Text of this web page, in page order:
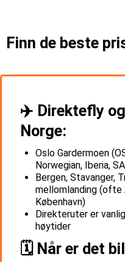
Finn de beste
✈️ Direktefly
Norge:
Oslo Gardermoen
Norwegian, Iberia,
Bergen, Stavanger,
mellomlanding (ofte
København)
Direkteruter er
høytider
🗓️ Når er det